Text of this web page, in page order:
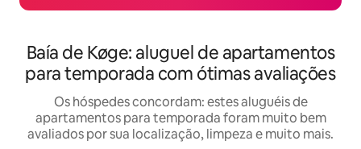
Baía de Køge: aluguel de apartamentos
para temporada com ótimas avaliações
Os hóspedes concordam: estes aluguéis de
apartamentos para temporada foram muito bem
avaliados por sua localização, limpeza e muito mais.